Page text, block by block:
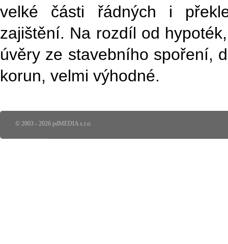
velké části řádných i
zajištění. Na rozdíl od
úvěry ze stavebního spoření,
korun, velmi výhodné.
© 2003 - 2026 pdMEDIA s.r.o.